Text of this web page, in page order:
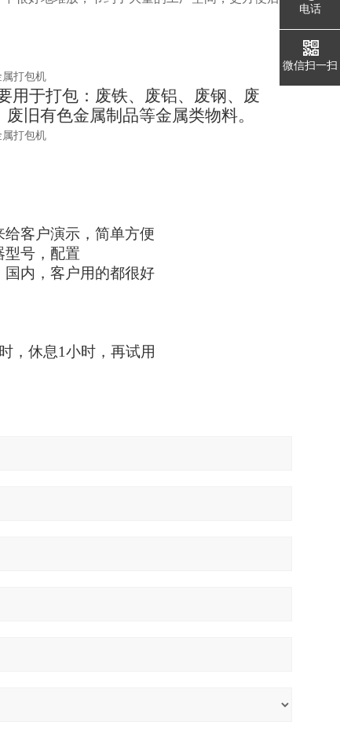
用于打包：废铁、废铝、废钢、废
旧有色金属制品等金属类物料。
给客户演示，简单方便
型号，配置
国内，客户用的都很好
，休息1小时，再试用
电话
微信扫一扫